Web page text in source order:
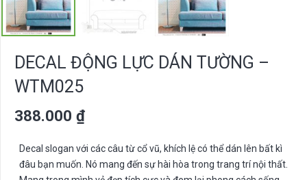
DECAL ĐỘNG LỰC DÁN TƯỜNG –
WTM025
388.000 ₫
Decal slogan với các câu từ cổ vũ, khích lệ có thể dán lên bất kì
đâu bạn muốn. Nó mang đến sự hài hòa trong trang trí nội thất.